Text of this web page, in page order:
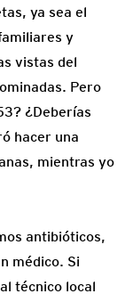
ya sea el
y
vistas del
Pero
¿Deberías
hacer una
mientras yo
antibióticos,
médico. Si
técnico local